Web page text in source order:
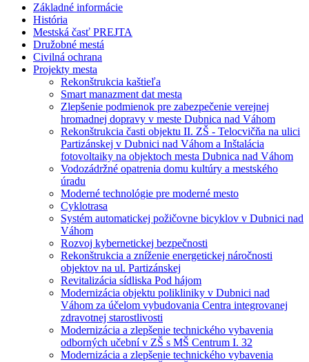
Základné informácie
História
Mestská časť PREJTA
Družobné mestá
Civilná ochrana
Projekty mesta
Rekonštrukcia kaštieľa
Smart manazment dat mesta
Zlepšenie podmienok pre zabezpečenie verejnej
hromadnej dopravy v meste Dubnica nad Váhom
Rekonštrukcia časti objektu II. ZŠ - Telocvičňa na ulici
Partizánskej v Dubnici nad Váhom a Inštalácia
fotovoltaiky na objektoch mesta Dubnica nad Váhom
Vodozádržné opatrenia domu kultúry a mestského
úradu
Moderné technológie pre moderné mesto
Cyklotrasa
Systém automatickej požičovne bicyklov v Dubnici nad
Váhom
Rozvoj kybernetickej bezpečnosti
Rekonštrukcia a zníženie energetickej náročnosti
objektov na ul. Partizánskej
Revitalizácia sídliska Pod hájom
Modernizácia objektu polikliniky v Dubnici nad
Váhom za účelom vybudovania Centra integrovanej
zdravotnej starostlivosti
Modernizácia a zlepšenie technického vybavenia
odborných učební v ZŠ s MŠ Centrum I. 32
Modernizácia a zlepšenie technického vybavenia